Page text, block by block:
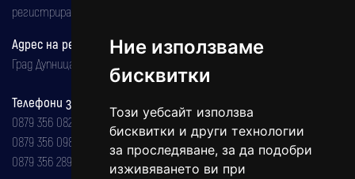
Ние използваме
бисквитки
Този уебсайт използва
бисквитки и други технологии
за проследяване, за да подобри
изживяването ви при
регистрирана на 08.05.2002 година.
Адрес на редакцията
Град Дупница, ул.''Христо Ботев" 43
Телефони за реклама и абонаменти
0879 356 082
0879 356 098
0879 356 289